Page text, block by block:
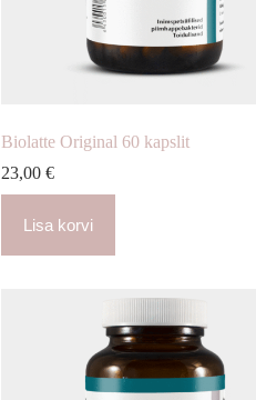
Biolatte Original 60 kapslit
23,00€
Lisa korvi